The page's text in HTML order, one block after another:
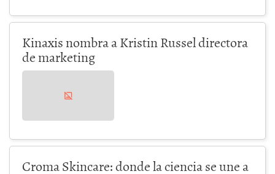
Kinaxis nombra a Kristin Russel directora
de marketing
Croma Skincare: donde la ciencia se une a